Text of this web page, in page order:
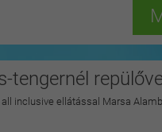
tengernél
inclusive ellátással Marsa